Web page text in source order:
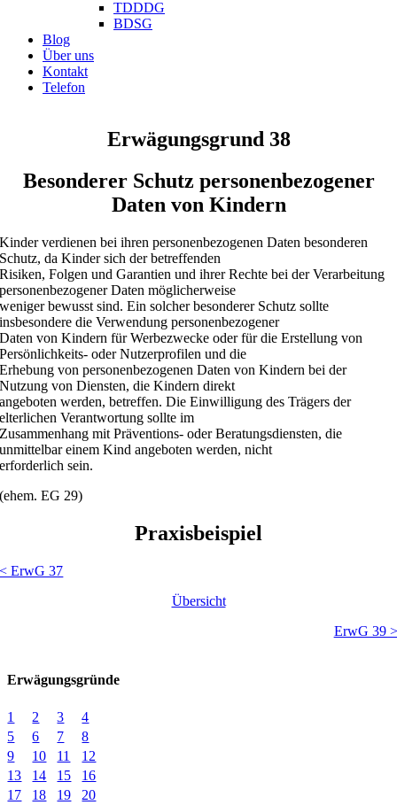
TDDDG
BDSG
Blog
Über uns
Kontakt
Telefon
Erwägungsgrund 38
Besonderer Schutz personenbezogener
Daten von Kindern
Kinder verdienen bei ihren personenbezogenen Daten besonderen
Schutz, da Kinder sich der betreffenden
Risiken, Folgen und Garantien und ihrer Rechte bei der Verarbeitung
personenbezogener Daten möglicherweise
weniger bewusst sind. Ein solcher besonderer Schutz sollte
insbesondere die Verwendung personenbezogener
Daten von Kindern für Werbezwecke oder für die Erstellung von
Persönlichkeits- oder Nutzerprofilen und die
Erhebung von personenbezogenen Daten von Kindern bei der
Nutzung von Diensten, die Kindern direkt
angeboten werden, betreffen. Die Einwilligung des Trägers der
elterlichen Verantwortung sollte im
Zusammenhang mit Präventions- oder Beratungsdiensten, die
unmittelbar einem Kind angeboten werden, nicht
erforderlich sein.
(ehem. EG 29)
Praxisbeispiel
< ErwG 37
Übersicht
ErwG 39 >
Erwägungsgründe
1 2 3
4
5
6 7
8
9
10 11
12
13
14 15
16
17
18 19
20